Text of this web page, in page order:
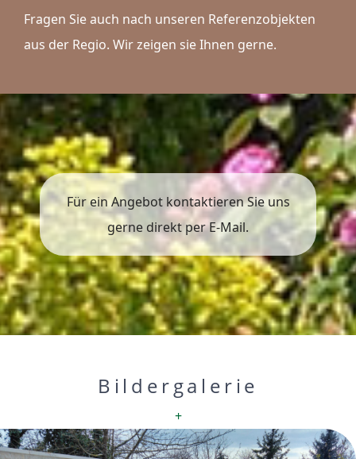
Fragen Sie auch nach unseren Referenzobjekten
aus der Regio. Wir zeigen sie Ihnen gerne.
Für ein Angebot kontaktieren Sie uns
gerne direkt per E-Mail.
Bildergalerie
+